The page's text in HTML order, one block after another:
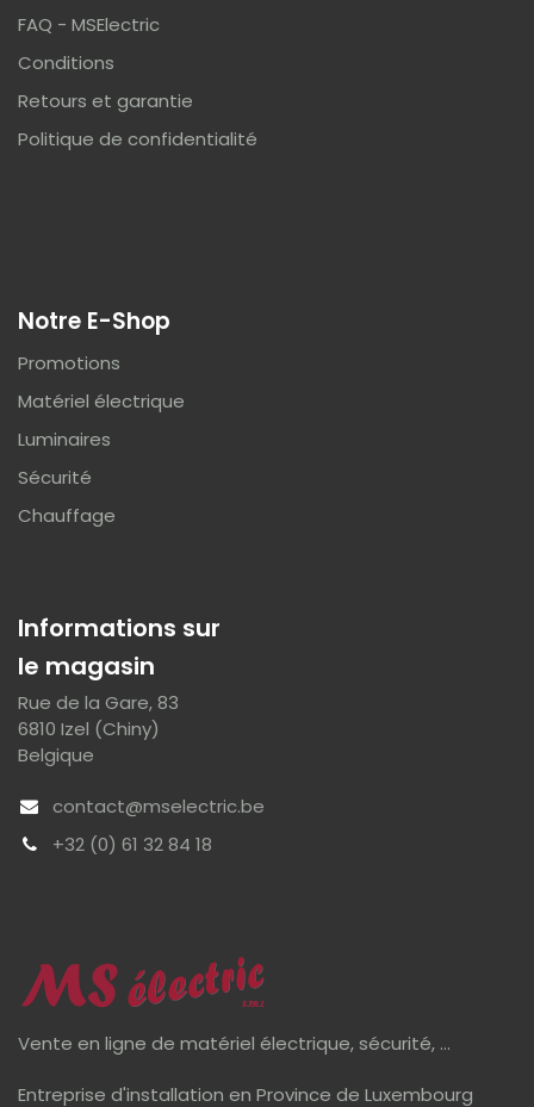
Informations sur
le magasin
Rue de la Gare, 83
6810 Izel (Chiny)
Belgique
contact@mselectric.be
+32 (0) 61 32 84 18
FAQ - MSElectric
Conditions
Retours et garantie
Politique de confidentialité
Vente en ligne de matériel électrique, sécurité, ...
Entreprise d'installation en Province de Luxembourg
Notre E-Shop
Promotions
Matériel électrique
Luminaires
Sécurité
Chauffage